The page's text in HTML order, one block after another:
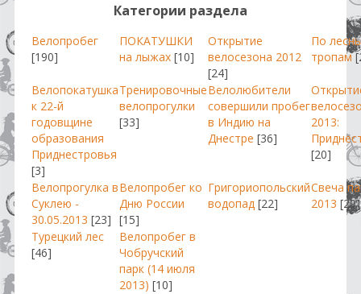
Категории раздела
Велопробег
[190]
ПОКАТУШКИ
на лыжах [10]
Открытие
велосезона 2012
[24]
По
тропам
Велопокатушка
к 22-й
годовщине
образования
Приднестровья
[3]
Тренировочные
велопрогулки
[33]
Велолюбители
совершили пробег
в Индию на
Днестре [36]
2013:
[20]
Велопрогулка в
Суклею -
30.05.2013 [23]
Велопробег ко
Дню России
[15]
Григориопольский
водопад [22]
Свеча
2013 [29]
Турецкий лес
[46]
Велопробег в
Чобручский
парк (14 июля
2013) [10]